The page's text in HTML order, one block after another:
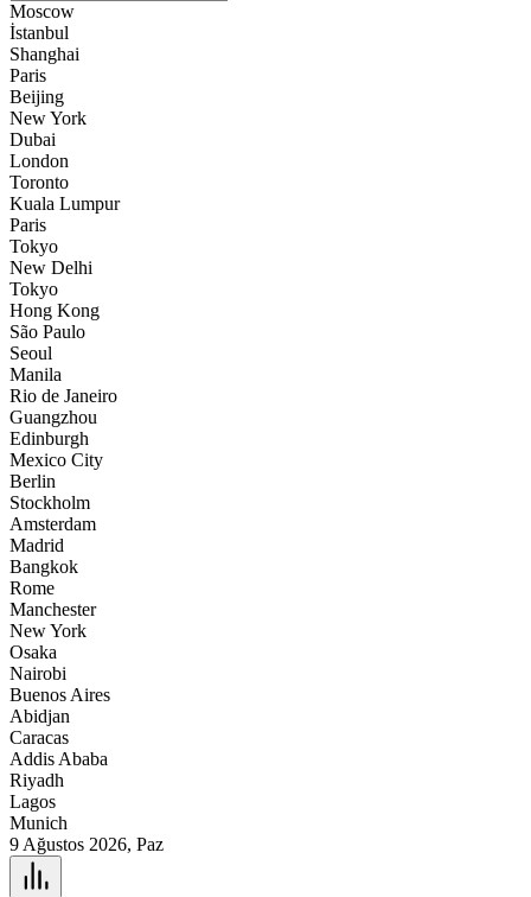
Moscow
İstanbul
Shanghai
Paris
Beijing
New York
Dubai
London
Toronto
Kuala Lumpur
Paris
Tokyo
New Delhi
Tokyo
Hong Kong
São Paulo
Seoul
Manila
Rio de Janeiro
Guangzhou
Edinburgh
Mexico City
Berlin
Stockholm
Amsterdam
Madrid
Bangkok
Rome
Manchester
New York
Osaka
Nairobi
Buenos Aires
Abidjan
Caracas
Addis Ababa
Riyadh
Lagos
Munich
9 Ağustos 2026, Paz